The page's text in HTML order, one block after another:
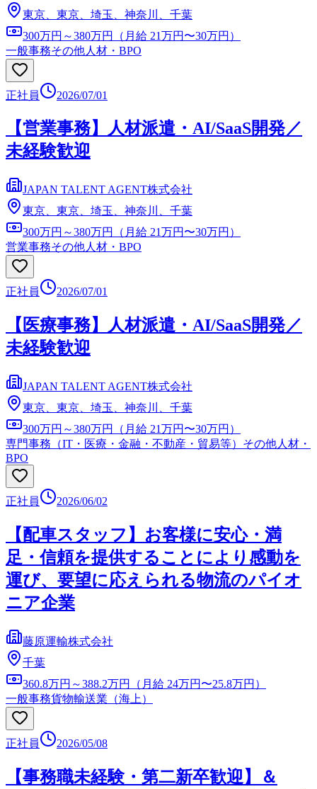
東京、東京、埼玉、神奈川、千葉
300万円～380万円（月給 21万円〜30万円）
一般事務その他人材・BPO
正社員 2026/07/01
【営業事務】人材派遣・AI/SaaS開発／
未経験歓迎
JAPAN TALENT AGENT株式会社
東京、東京、埼玉、神奈川、千葉
300万円～380万円（月給 21万円〜30万円）
営業事務その他人材・BPO
正社員 2026/07/01
【医療事務】人材派遣・AI/SaaS開発／
未経験歓迎
JAPAN TALENT AGENT株式会社
東京、東京、埼玉、神奈川、千葉
300万円～380万円（月給 21万円〜30万円）
専門事務（IT・医療・金融・不動産・貿易等） その他人材・
BPO
正社員 2026/06/02
【配車スタッフ】お客様に安心・満
足・信頼を提供することにより感動を
運び、要望に応えられる物流のパイオ
ニア企業
藤原運輸株式会社
千葉
360.8万円～388.2万円（月給 24万円〜25.8万円）
一般事務貨物輸送業（海上）
正社員 2026/05/08
【事務職未経験・第二新卒歓迎】＆